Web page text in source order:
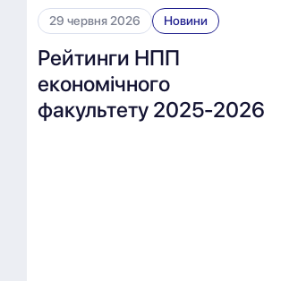
29 червня 2026 Новини
Рейтинги НПП
економічного
факультету 2025-2026